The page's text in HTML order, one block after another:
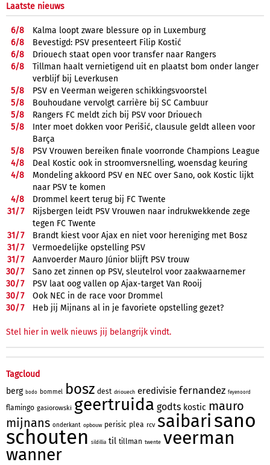
Laatste nieuws
6/8
Kalma loopt zware blessure op in Luxemburg
6/8
Bevestigd: PSV presenteert Filip Kostić
6/8
Driouech staat open voor transfer naar Rangers
6/8
Tillman haalt vernietigend uit en plaatst bom onder langer
verblijf bij Leverkusen
5/8
PSV en Veerman weigeren schikkingsvoorstel
5/8
Bouhoudane vervolgt carrière bij SC Cambuur
5/8
Rangers FC meldt zich bij PSV voor Driouech
5/8
Inter moet dokken voor Perišić, clausule geldt alleen voor
Barça
5/8
PSV Vrouwen bereiken finale voorronde Champions League
4/8
Deal Kostic ook in stroomversnelling, woensdag keuring
4/8
Mondeling akkoord PSV en NEC over Sano, ook Kostic lijkt
naar PSV te komen
4/8
Drommel keert terug bij FC Twente
31/7
Rijsbergen leidt PSV Vrouwen naar indrukwekkende zege
tegen FC Twente
31/7
Brandt kiest voor Ajax en niet voor hereniging met Bosz
31/7
Vermoedelijke opstelling PSV
31/7
Aanvoerder Mauro Júnior blijft PSV trouw
30/7
Sano zet zinnen op PSV, sleutelrol voor zaakwaarnemer
30/7
PSV laat oog vallen op Ajax-target Van Rooij
30/7
Ook NEC in de race voor Drommel
30/7 Heb jij Mijnans al in je favoriete opstelling gezet?
Stel hier in welk nieuws jij belangrijk vindt.
Tagcloud
berg bodo bommel bosz dest driouech eredivisie fernandez feyenoord
flamingo gasiorowski geertruida godts kostic mauro
mijnans onderkant opbouw perisic plea rcv saibari sano
schouten sildillia til tillman twente veerman
wanner